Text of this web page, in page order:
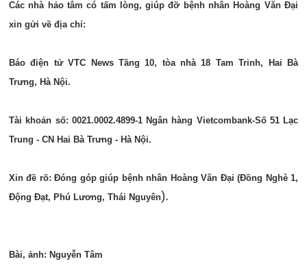
Các nhà hảo tâm có tấm lòng, giúp đỡ bệnh nhân Hoàng VănĐại
xin gửi về địa chỉ:
Báo điện tử VTC News Tầng 10, tòa nhà 18 Tam Trinh, Hai Bà
Trưng, Hà Nội.
Tài khoản số: 0021.0002.4899-1 Ngân hàng Vietcombank-Số 51 Lạc
Trung - CN Hai Bà Trưng - Hà Nội.
Xin đề rõ: Đóng góp giúp bệnh nhân Hoàng Văn Đại (Đồng Nghè 1,
Động Đạt, Phú Lương, Thái Nguyên).
Bài, ảnh: Nguyễn Tâm